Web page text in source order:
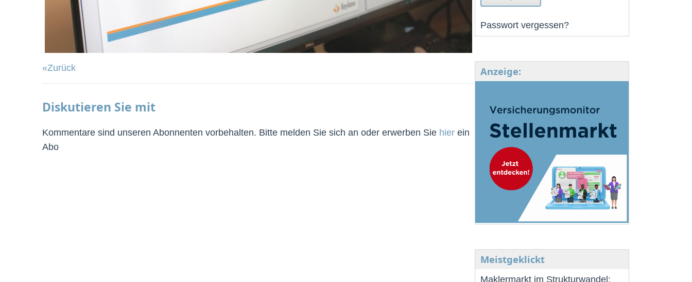
«Zurück
Diskutieren Sie mit
Kommentare sind unseren Abonnenten vorbehalten. Bitte melden Sie sich an oder erwerben Sie hier ein
Abo
Passwort vergessen?
Anzeige:
Meistgeklickt
Maklermarkt im Strukturwandel: